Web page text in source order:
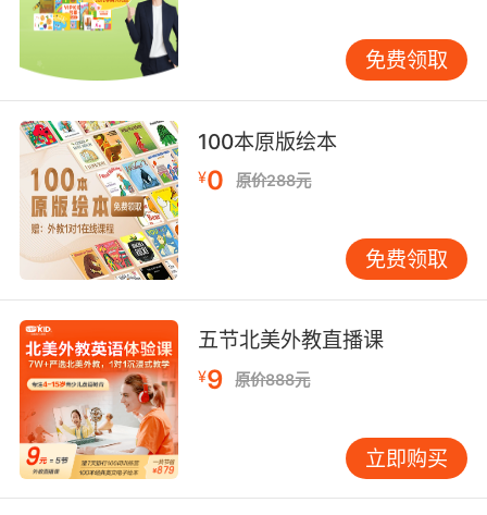
字体设计承载着隐性教学价值。标题宜采用衬线
字体强化正式感，正文则推荐无衬线字体提升可
读性。VIPKID教研团队研发的"字体情绪图谱"显
示，圆润字体（如Comic Sans）更适合低龄学习
者，棱角分明字体（如Impact）能有效传递紧急
情境。值得关注的是，适当保留手写体痕迹能增
强亲和力，某国际学校调查显示，含手写元素的
手抄报家长分享率提高35%。
三、内容架构：搭建语言实践支架
结构包括：核心知识区（思维导图/时间轴）、语
言应用区（对话气泡/填空练习）、创意拓展区
（手工贴纸/AR标识）。以"气候变化"主题为例，
可设置"极地动物生存数据表"（信息可视
化）、"环保倡议书"（劝说性写作）、"冰川融化
模拟实验"（STEM融合）三大模块。VIPKID教学
免费领取
100本原版绘本
¥0 原价288元
免费领取
五节北美外教直播课
¥9 原价888元
立即购买